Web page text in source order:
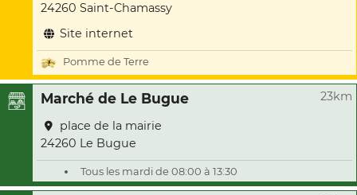
24260 Saint-Chamassy
Site internet
Pomme de Terre
Marché de Le Bugue 23km
place de la mairie
24260 Le Bugue
Tous les mardi de 08:00 à 13:30